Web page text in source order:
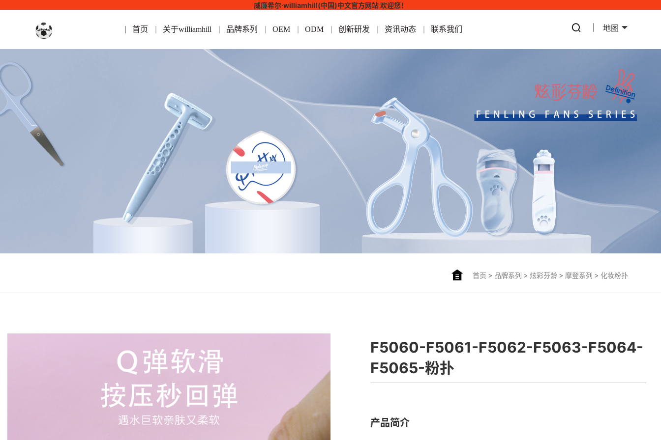
威廉希尔·williamhill(中国)中文官方网站 欢迎您！
首页 关于williamhill 品牌系列 OEM ODM 创新研发 资讯动态 联系我们 地图
首页 > 品牌系列 > 炫彩芬龄 > 摩登系列 > 化妆粉扑
F5060-F5061-F5062-F5063-F5064-
F5065-粉扑
产品简介